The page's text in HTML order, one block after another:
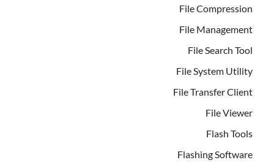
File Compression
File Management
File Search Tool
File System Utility
File Transfer Client
File Viewer
Flash Tools
Flashing Software